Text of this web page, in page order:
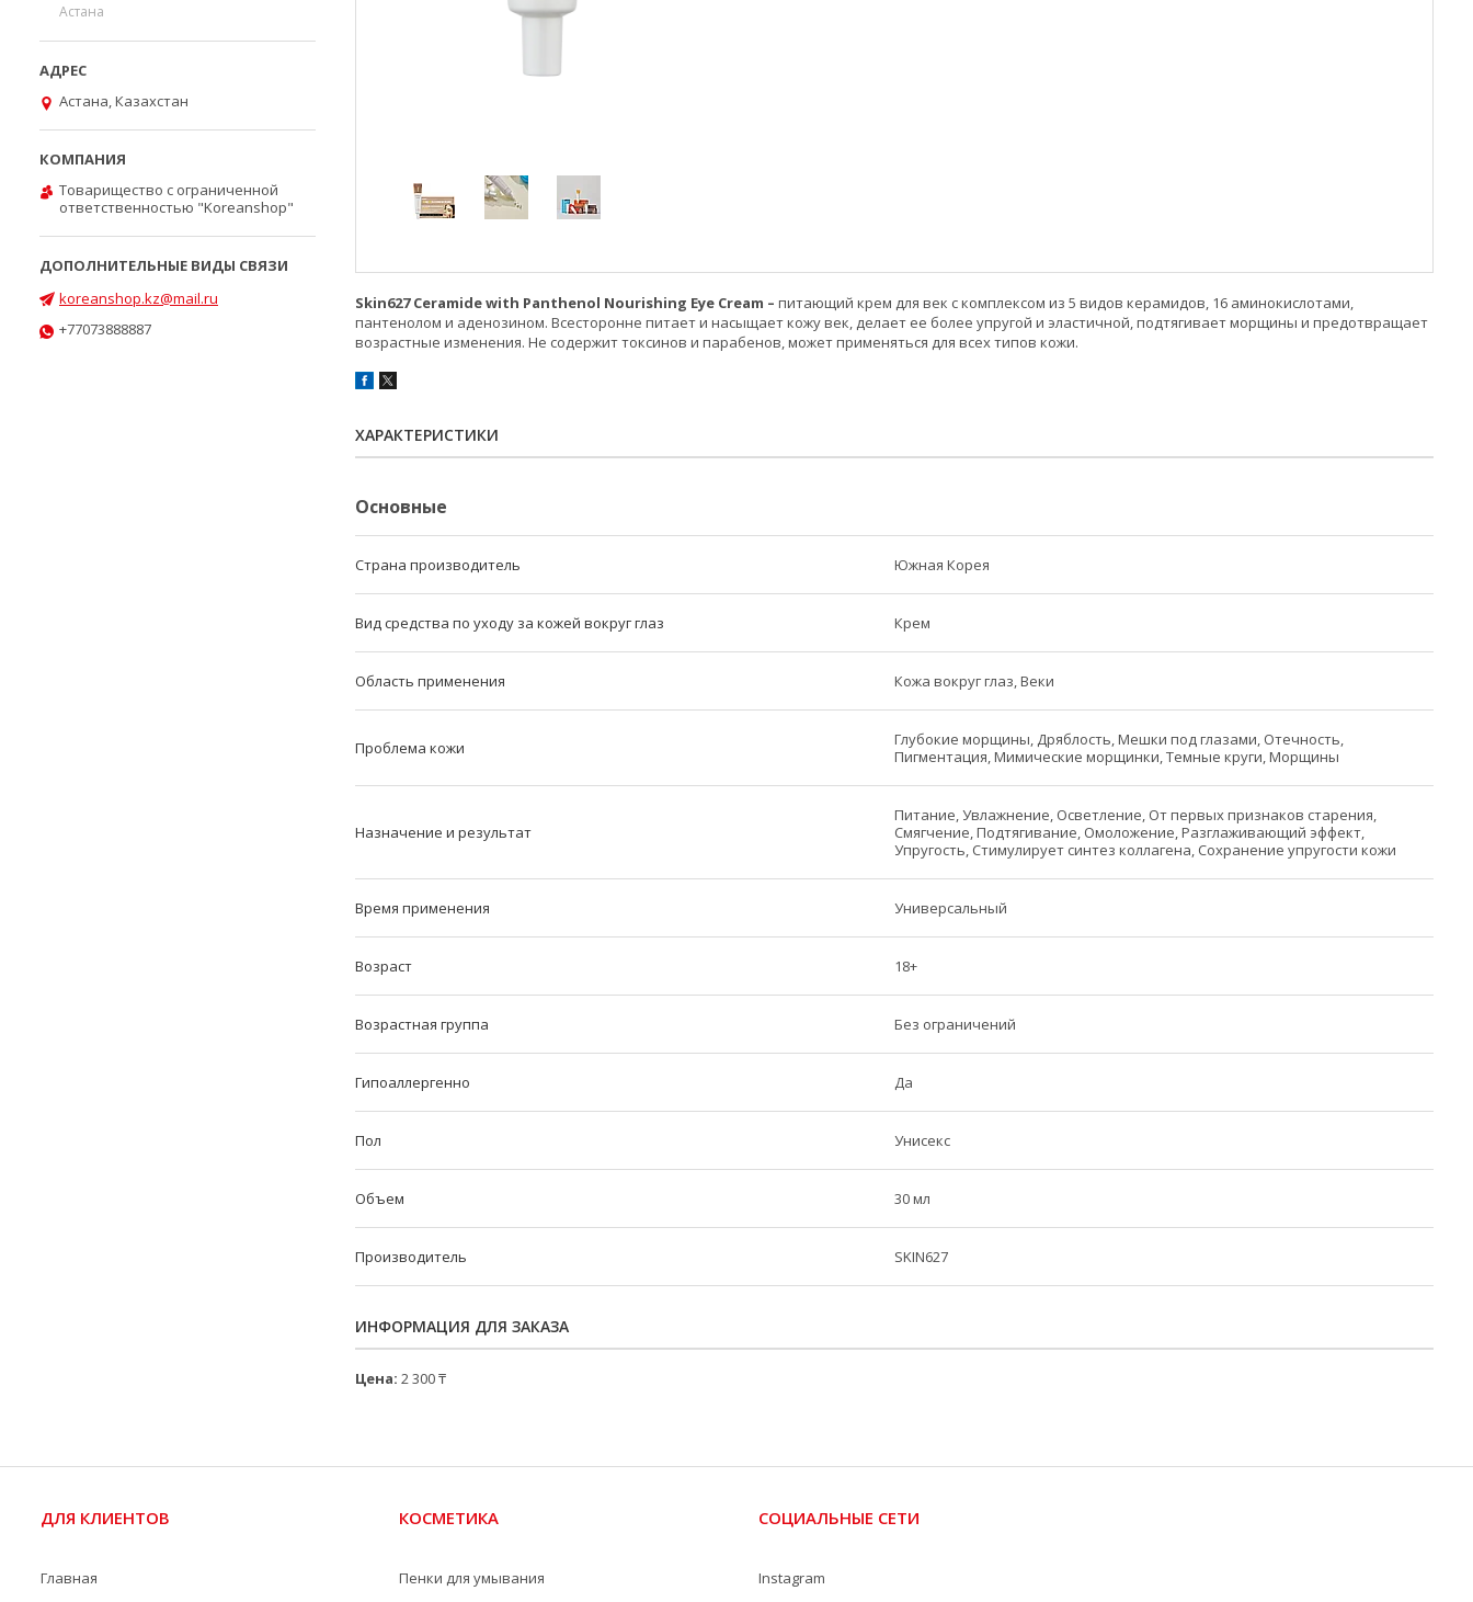
Skin627 Ceramide with Panthenol Nourishing Eye Cream – питающий крем для век с комплексом из 5 видов керамидов, 16 аминокислотами,
пантенолом и аденозином. Всесторонне питает и насыщает кожу век, делает ее более упругой и эластичной, подтягивает морщины и предотвращает
возрастные изменения. Не содержит токсинов и парабенов, может применяться для всех типов кожи.
ХАРАКТЕРИСТИКИ
Основные
Страна производитель Южная Корея
Вид средства по уходу за кожей вокруг глаз Крем
Область применения Кожа вокруг глаз, Веки
Проблема кожи
Глубокие морщины, Дряблость, Мешки под глазами, Отечность,
Пигментация, Мимические морщинки, Темные круги, Морщины
Назначение и результат
Питание, Увлажнение, Осветление, От первых признаков старения,
Смягчение, Подтягивание, Омоложение, Разглаживающий эффект,
Упругость, Стимулирует синтез коллагена, Сохранение упругости кожи
Время применения Универсальный
Возраст 18+
Возрастная группа Без ограничений
Гипоаллергенно Да
Пол Унисекс
Объем 30 мл
Производитель SKIN627
ИНФОРМАЦИЯ ДЛЯ ЗАКАЗА
Цена: 2 300 ₸
Астана
Астана, Казахстан
Товарищество с ограниченной
ответственностью "Koreanshop"
koreanshop.kz@mail.ru
+77073888887
ДЛЯ КЛИЕНТОВ
Главная
КОСМЕТИКА
Пенки для умывания
СОЦИАЛЬНЫЕ СЕТИ
Instagram